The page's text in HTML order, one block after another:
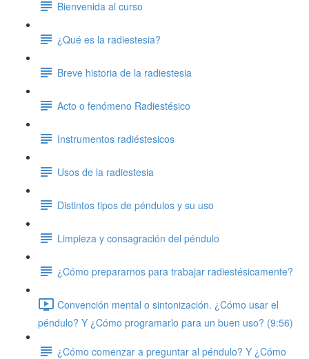
Bienvenida al curso
¿Qué es la radiestesia?
Breve historia de la radiestesia
Acto o fenómeno Radiestésico
Instrumentos radiéstesicos
Usos de la radiestesia
Distintos tipos de péndulos y su uso
Limpieza y consagración del péndulo
¿Cómo prepararnos para trabajar radiestésicamente?
Convención mental o sintonización. ¿Cómo usar el
péndulo? Y ¿Cómo programarlo para un buen uso? (9:56)
¿Cómo comenzar a preguntar al péndulo? Y ¿Cómo